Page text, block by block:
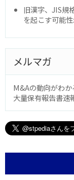
旧漢字、JIS規
を起こす可能性
メルマガ
M&Aの動向がわか
大量保有報告書速